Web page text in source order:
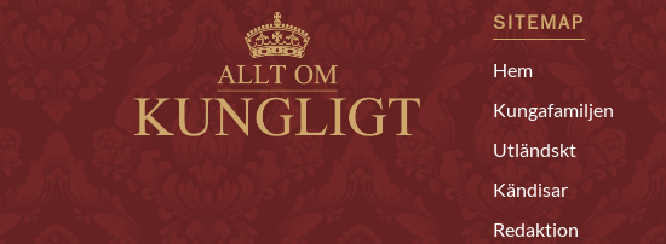
SITEMAP
Hem
Kungafamiljen
Utländskt
Kändisar
Redaktion